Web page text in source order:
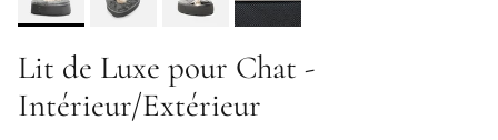
Lit de Luxe pour Chat -
Intérieur/Extérieur